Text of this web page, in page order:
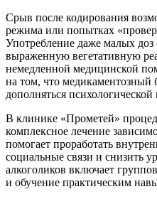
Срыв после кодирования
режима или попытках
Употребление даже малых доз
выраженную вегетативную
немедленной медицинской
на том, что медикаментозный
дополняться
В клинике «Прометей»
комплексное лечение
помогает проработать
социальные связи и снизить
алкоголиков включает
и обучение практическим